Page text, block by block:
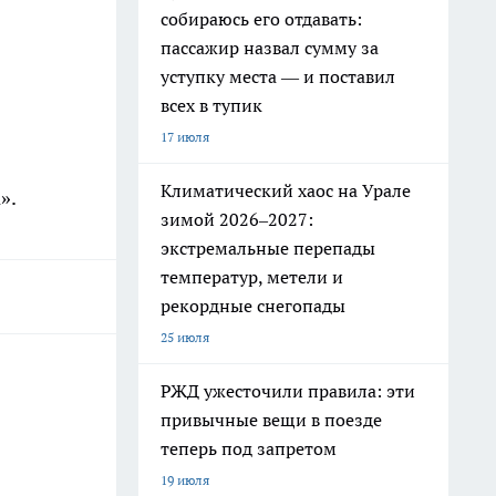
собираюсь его отдавать:
пассажир назвал сумму за
уступку места — и поставил
всех в тупик
17 июля
Климатический хаос на Урале
зимой 2026–2027:
экстремальные перепады
температур, метели и
рекордные снегопады
25 июля
РЖД ужесточили правила: эти
привычные вещи в поезде
теперь под запретом
19 июля